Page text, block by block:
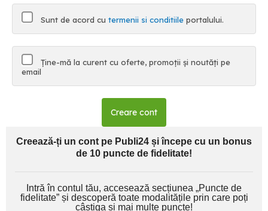
Sunt de acord cu termenii si conditiile portalului.
Ține-mă la curent cu oferte, promoții și noutăți pe
email
Creare cont
Creează-ți un cont pe Publi24 și începe cu un bonus
de 10 puncte de fidelitate!
Intră în contul tău, accesează secțiunea „Puncte de
fidelitate” și descoperă toate modalitățile prin care poți
câștiga și mai multe puncte!